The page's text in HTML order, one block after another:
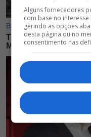
Alguns fornecedores
com base no
gerindo as opções
desta página ou no
consentimento nas